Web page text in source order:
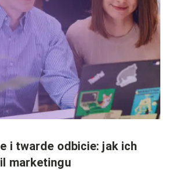
i twarde odbicie: jak ich
marketingu